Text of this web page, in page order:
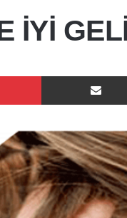
İYİ
Pinterest